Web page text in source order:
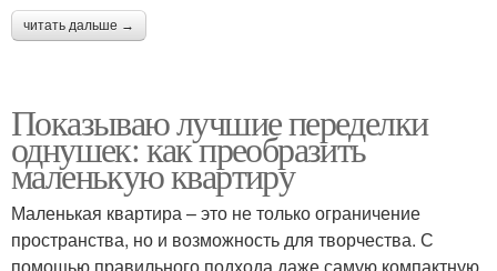
читать дальше →
Показываю лучшие переделки
однушек: как преобразить
маленькую квартиру
Маленькая квартира – это не только ограничение
пространства, но и возможность для творчества. С